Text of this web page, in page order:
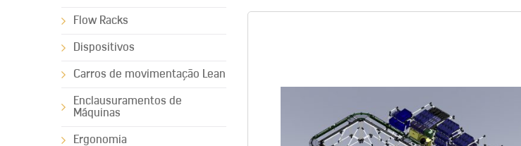
Flow Racks
Dispositivos
Carros de movimentação Lean
Enclausuramentos de
Máquinas
Ergonomia